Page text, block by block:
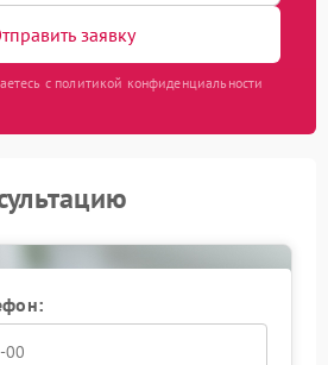
заявку
с политикой конфиденциальности